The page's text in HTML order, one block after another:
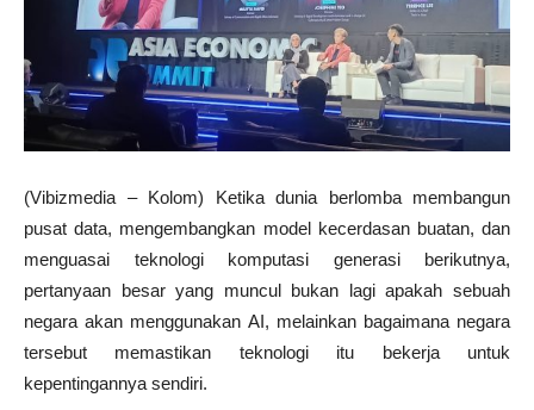
(Vibizmedia – Kolom) Ketika dunia berlomba membangun
pusat data, mengembangkan model kecerdasan buatan, dan
menguasai teknologi komputasi generasi berikutnya,
pertanyaan besar yang muncul bukan lagi apakah sebuah
negara akan menggunakan AI, melainkan bagaimana negara
tersebut memastikan teknologi itu bekerja untuk
kepentingannya sendiri.